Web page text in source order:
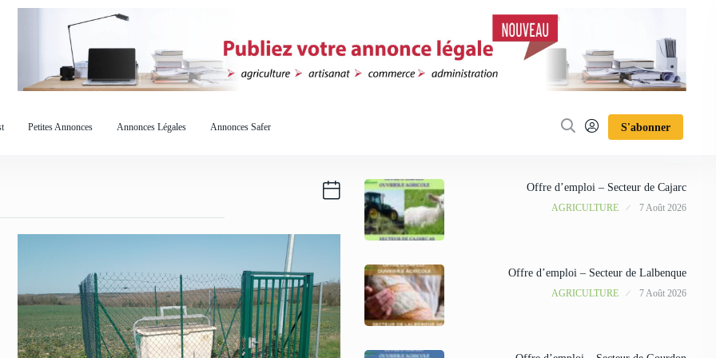
Petites Annonces Annonces Légales Annonces Safer S'abonner
Offre d’emploi – Secteur de Cajarc
AGRICULTURE 7 Août 2026
Offre d’emploi – Secteur de Lalbenque
AGRICULTURE 7 Août 2026